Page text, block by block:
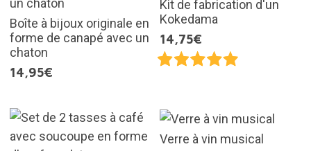
Boîte à bijoux originale en
forme de canapé avec un
chaton
14,95€
Kit de fabrication d'un
Kokedama
14,75€
Verre à vin musical